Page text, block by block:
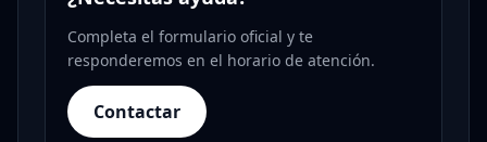
Completa el formulario oficial y te
responderemos en el horario de atención.
Contactar